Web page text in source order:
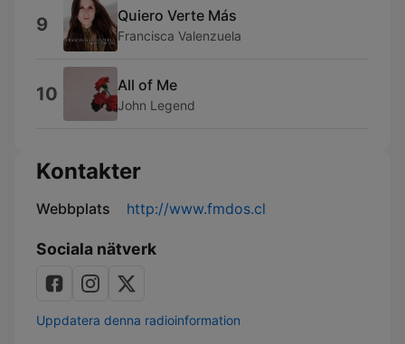
9 Quiero Verte Más
Francisca Valenzuela
10 All of Me
John Legend
Kontakter
Webbplats http://www.fmdos.cl
Sociala nätverk
Uppdatera denna radioinformation